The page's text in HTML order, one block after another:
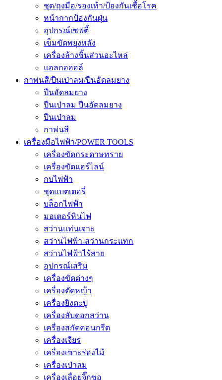
ชุด/ถุงมือ/รองเท้า/ป้องกันเชื้อโรค
หน้ากากป้องกันฝุ่น
อุปกรณ์เซฟตี้
เข็มขัดพยุงหลัง
เครื่องล้างชิ้นส่วนอะไหล่
แอลกอฮอล์
กาพ่นสี/ปืนเป่าลม/ปืนอัดลมยาง
ปืนอัดลมยาง
ปืนเป่าลม ปืนอัดลมยาง
ปืนเป่าลม
กาพ่นสี
เครื่องมือไฟฟ้า/POWER TOOLS
เครื่องขัดกระดาษทราย
เครื่องขัดแฮร์ไลน์
กบไฟฟ้า
ชุดแบตเตอรี่
บล็อกไฟฟ้า
มอเตอร์หินไฟ
สว่านแท่นเจาะ
สว่านไฟฟ้า-สว่านกระแทก
สว่านไฟฟ้าไร้สาย
อุปกรณ์เสริม
เครื่องขัดต่างๆ
เครื่องตัดหญ้า
เครื่องยิงตะปู
เครื่องลับดอกสว่าน
เครื่องสกัดคอนกรีต
เครื่องเจียร
เครื่องเซาะร่องไม้
เครื่องเป่าลม
เครื่องเลื่อยจิ๊กซอ